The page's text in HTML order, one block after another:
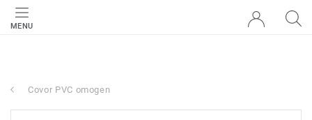
MENU
Covor PVC omogen